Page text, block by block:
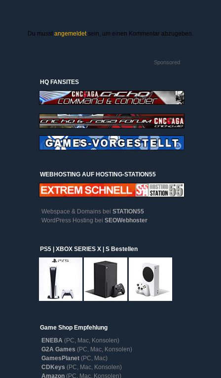
Du musst angemeldetsein, um einen Kommentar abzugeben.
Sponsored
HQ FANSITES
WEBHOSTING AUF HOSTING-STATION55
Webspace & Domains bei STATION55
WordPress Hosting bei SEOWebhoster
PS5 | XBOX SERIES X | S Bestellen
Game Shop Empfehlung
ENEBA (PC, Mac, Konsolen)
G2A Games (PC, Mac, Konsolen)
GamesPlanet (PC, Mac)
CDKeys (PC, Mac, Konsolen)
Amazon (PC, Mac, Konsolen)